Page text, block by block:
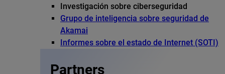
Investigación sobre ciberseguridad
Grupo de inteligencia sobre seguridad de
Akamai
Informes sobre el estado de Internet (SOTI)
Partners